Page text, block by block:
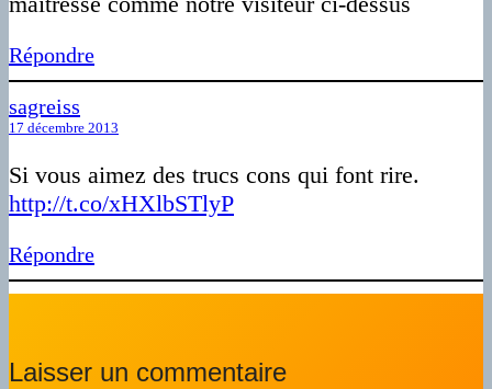
Répondre
sagreiss
17 décembre 2013
Si vous aimez des trucs cons qui font rire.
http://t.co/xHXlbSTlyP
Répondre
Laisser un commentaire